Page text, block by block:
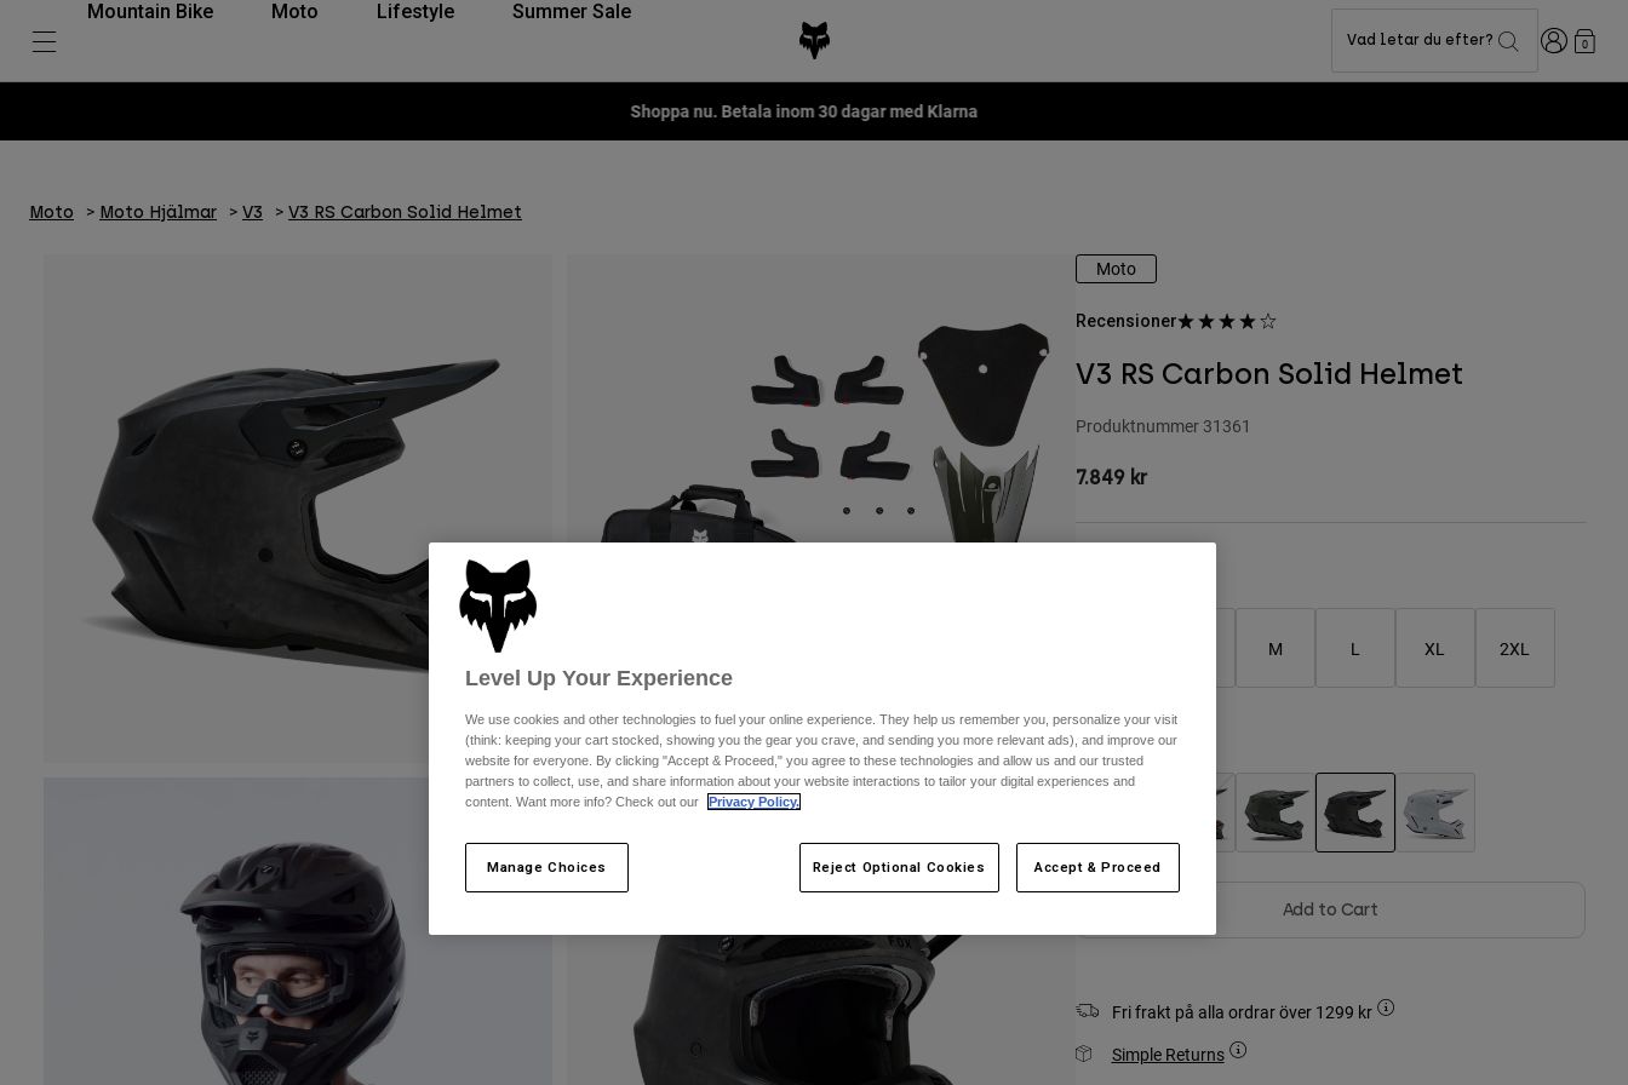
Mountain Bike Moto Lifestyle Summer Sale
Vad letar du efter? Login0
Fox LAB Capsule Collection -Shop now
Moto Moto Hjälmar V3 V3 RS Carbon Solid Helmet
Moto
Recensioner
V3 RS Carbon Solid Helmet
Produktnummer 31361
7.849 kr
M L XL 2XL
Färg -Matt svart
Add to Cart
Fri frakt på alla ordrar över 1299 kr
Simple Returns
Level Up Your Experience
We use cookies and other technologies to fuel your online experience. They help us remember you, personalize your visit
(think: keeping your cart stocked, showing you the gear you crave, and sending you more relevant ads), and improve our
website for everyone. By clicking "Accept & Proceed," you agree to these technologies and allow us and our trusted
partners to collect, use, and share information about your website interactions to tailor your digital experiences and
content. Want more info? Check out our
Privacy Policy.
Manage Choices Reject Optional Cookies Accept & Proceed